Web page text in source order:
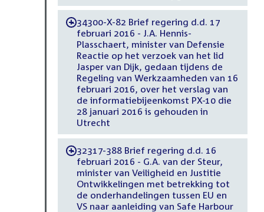
-34300-X-82 Brief regering d.d. 17
februari 2016 - J.A. Hennis-
Plasschaert, minister van Defensie
Reactie op het verzoek van het lid
Jasper van Dijk, gedaan tijdens de
Regeling van Werkzaamheden van 16
februari 2016, over het verslag van
de informatiebijeenkomst PX-10 die
28 januari 2016 is gehouden in
Utrecht
-32317-388 Brief regering d.d. 16
februari 2016 - G.A. van der Steur,
minister van Veiligheid en Justitie
Ontwikkelingen met betrekking tot
de onderhandelingen tussen EU en
VS naar aanleiding van Safe Harbour